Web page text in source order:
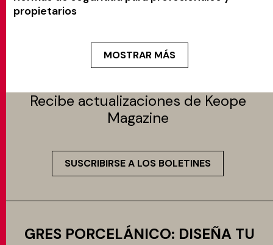
propietarios
MOSTRAR MÁS
Recibe actualizaciones de Keope
Magazine
SUSCRIBIRSE A LOS BOLETINES
GRES PORCELÁNICO: DISEÑA TU